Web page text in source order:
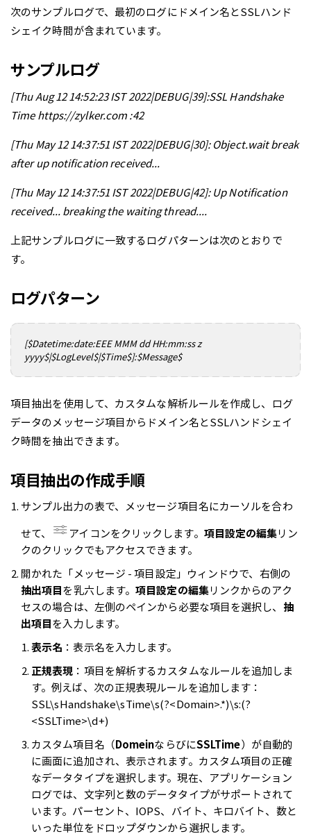
次のサンプルログで、最初のログにドメイン名とSSLハンド
シェイク時間が含まれています。
サンプルログ
[Thu Aug 12 14:52:23 IST 2022|DEBUG|39]:SSL Handshake
Time https://zylker.com :42
[Thu May 12 14:37:51 IST 2022|DEBUG|30]: Object.wait break
after up notification received...
[Thu May 12 14:37:51 IST 2022|DEBUG|42]: Up Notification
received... breaking the waiting thread....
上記サンプルログに一致するログパターンは次のとおりで
す。
ログパターン
[$Datetime:date:EEE MMM dd HH:mm:ss z
yyyy$|$LogLevel$|$Time$]:$Message$
項目抽出を使用して、カスタムな解析ルールを作成し、ログ
データのメッセージ項目からドメイン名とSSLハンドシェイ
ク時間を抽出できます。
項目抽出の作成手順
サンプル出力の表で、メッセージ項目名にカーソルを合わ
せて、
アイコンをクリックします。 項目設定の編集リン
クのクリックでもアクセスできます。
開かれた「メッセージ - 項目設定」ウィンドウで、右側の
抽出項目を乳六します。項目設定の編集リンクからのアク
セスの場合は、左側のペインから必要な項目を選択し、 抽
出項目を入力します。
表示名 ：表示名を入力します。
正規表現 ：項目を解析するカスタムなルールを追加しま
す。例えば、次の正規表現ルールを追加します：
SSL\sHandshake\sTime\s(?<Domain>.*)\s:(?
<SSLTime>\d+)
カスタム項目名（DomeinならびにSSLTime）が自動的
に画面に追加され、表示されます。カスタム項目の正確
なデータタイプを選択します。現在、アプリケーション
ログでは、文字列と数のデータタイプがサポートされて
います。パーセント、IOPS、バイト、キロバイト、数と
いった単位をドロップダウンから選択します。